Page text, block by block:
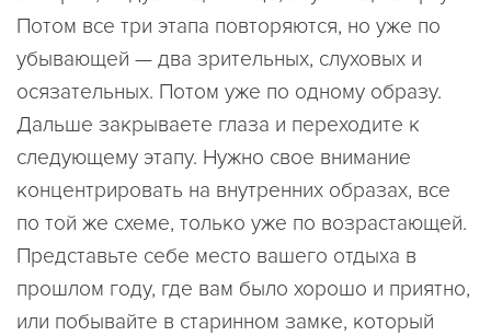
Потом все три этапа повторяются, но уже по
убывающей — два зрительных, слуховых и
осязательных. Потом уже по одному образу.
Дальше закрываете глаза и переходите к
следующему этапу. Нужно свое внимание
концентрировать на внутренних образах, все
по той же схеме, только уже по возрастающей.
Представьте себе место вашего отдыха в
прошлом году, где вам было хорошо и приятно,
или побывайте в старинном замке, который